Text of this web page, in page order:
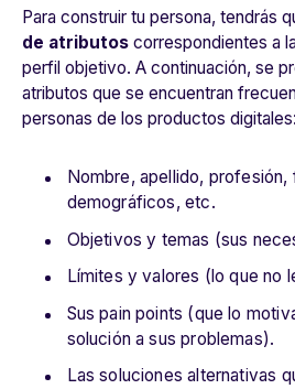
Para construir tu persona, tendrás
de atributos correspondientes a
perfil objetivo. A continuación, se
atributos que se encuentran
personas de los productos digitales:
Nombre, apellido,
demográficos, etc.
Objetivos y temas (sus
Límites y valores (lo que no
Sus pain points (que lo
solución a sus problemas).
Las soluciones alternativas